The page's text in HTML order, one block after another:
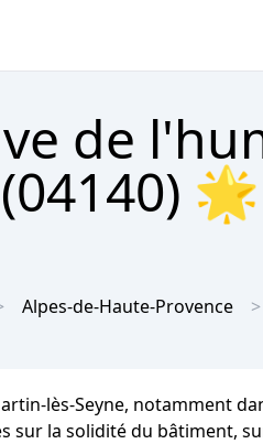
de
Alpes-de-Haute-Provence
lès-Seyne, notamment
la solidité du bâtiment,